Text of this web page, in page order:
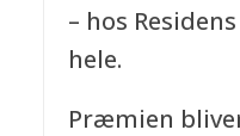
– hos
hele.
Præmien